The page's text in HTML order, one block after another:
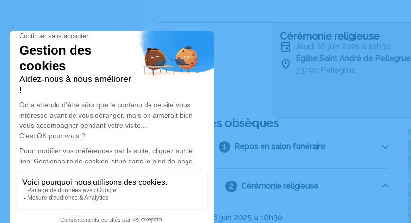
Cérémonie religieuse
jeudi 26 juin 2025 à 10h30
Église Saint André de Pellegrue
33790 Pellegrue
Déroulé des obsèques
Repos en salon funéraire
Cérémonie religieuse
Le jeudi 26 juin 2025 à 10h30